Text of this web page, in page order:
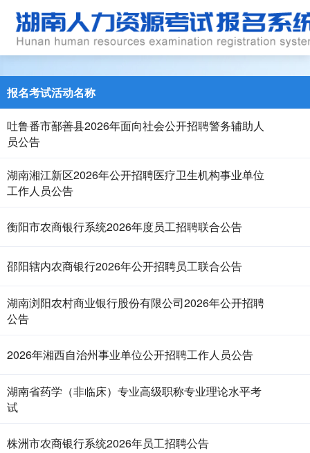
报名考试活动名称
吐鲁番市鄯善县2026年面向社会公开招聘警务辅助人
员公告
湖南湘江新区2026年公开招聘医疗卫生机构事业单位
工作人员公告
衡阳市农商银行系统2026年度员工招聘联合公告
邵阳辖内农商银行2026年公开招聘员工联合公告
湖南浏阳农村商业银行股份有限公司2026年公开招聘
公告
2026年湘西自治州事业单位公开招聘工作人员公告
湖南省药学（非临床）专业高级职称专业理论水平考
试
株洲市农商银行系统2026年员工招聘公告